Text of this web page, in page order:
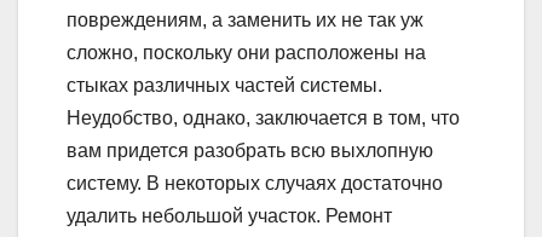
повреждениям, а заменить их не так уж
сложно, поскольку они расположены на
стыках различных частей системы.
Неудобство, однако, заключается в том, что
вам придется разобрать всю выхлопную
систему. В некоторых случаях достаточно
удалить небольшой участок. Ремонт